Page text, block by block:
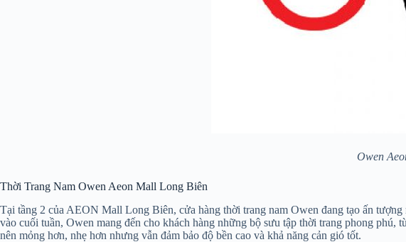
Owen
Thời Trang Nam Owen Aeon Mall Long Biên
Tại tầng 2 của AEON Mall Long Biên, cửa hàng thời trang nam Owen đang tạo ấn
vào cuối tuần, Owen mang đến cho khách hàng những bộ sưu tập thời trang phong
nên mỏng hơn, nhẹ hơn nhưng vẫn đảm bảo độ bền cao và khả năng cản gió tốt.